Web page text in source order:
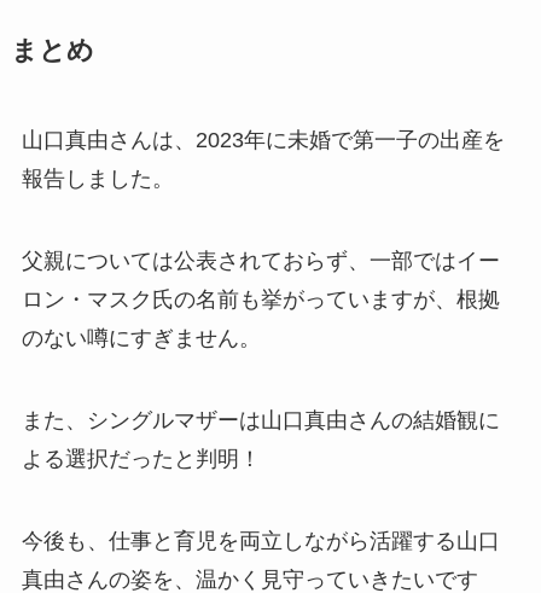
まとめ
山口真由さんは、2023年に未婚で第一子の出産を
報告しました。
父親については公表されておらず、一部ではイー
ロン・マスク氏の名前も挙がっていますが、根拠
のない噂にすぎません。
また、シングルマザーは山口真由さんの結婚観に
よる選択だったと判明！
今後も、仕事と育児を両立しながら活躍する山口
真由さんの姿を、温かく見守っていきたいです